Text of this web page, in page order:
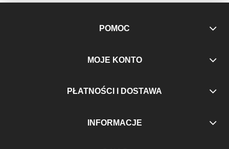
POMOC
MOJE KONTO
PŁATNOŚCI I DOSTAWA
INFORMACJE